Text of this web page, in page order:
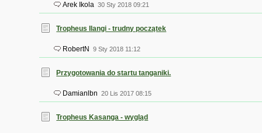
Arek Ikola 30 Sty 2018 09:21
Tropheus Ilangi - trudny początek
RobertN 9 Sty 2018 11:12
Przygotowania do startu tanganiki.
Damianlbn 20 Lis 2017 08:15
Tropheus Kasanga - wygląd